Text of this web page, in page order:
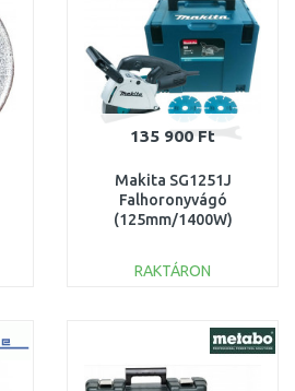
135 900 Ft
Makita SG1251J
Falhoronyvágó
(125mm/1400W)
RAKTÁRON
Összehasonlítás